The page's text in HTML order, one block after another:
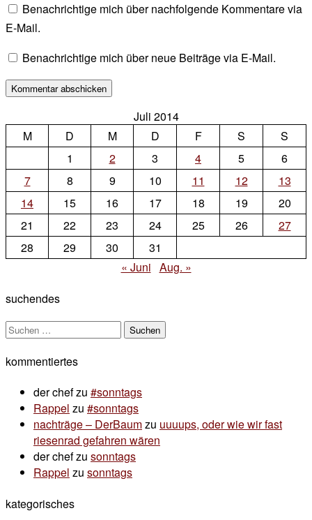
Benachrichtige mich über nachfolgende Kommentare via
E-Mail.
Benachrichtige mich über neue Beiträge via E-Mail.
Juli 2014
M
D M D F S
S
1
2 3 4 5
6
7
8 9 10 11 12
13
14
15 16 17 18 19
20
21
22 23 24 25 26
27
28
29 30
31
« Juni Aug. »
suchendes
Suchen
kommentiertes
der chefzu #sonntags
Rappel zu #sonntags
nachträge – DerBaumzu uuuups, oder wie wir fast
riesenrad gefahren wären
der chefzu sonntags
Rappel zu sonntags
kategorisches